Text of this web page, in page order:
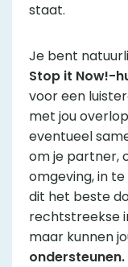
staat.
Je bent
Stop it Now!-
voor een
met jou
eventueel
om je partner,
omgeving, in
dit het beste
rechtstreekse
maar kunnen
ondersteunen.